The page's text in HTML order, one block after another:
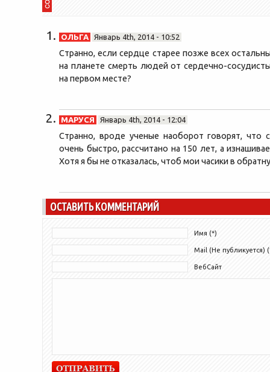
ОЛЬГА Январь 4th, 2014 - 10:52
Странно, если сердце старее позже всех
на планете смерть людей от сердечно-
на первом месте?
МАРУСЯ Январь 4th, 2014 - 12:04
Странно, вроде ученые наоборот говорят, что
очень быстро, рассчитано на 150 лет, а
Хотя я бы не отказалась, чтоб мои часики в
ОСТАВИТЬ КОММЕНТАРИЙ
Имя (*)
Mail (Не публикуется)
ВебСайт